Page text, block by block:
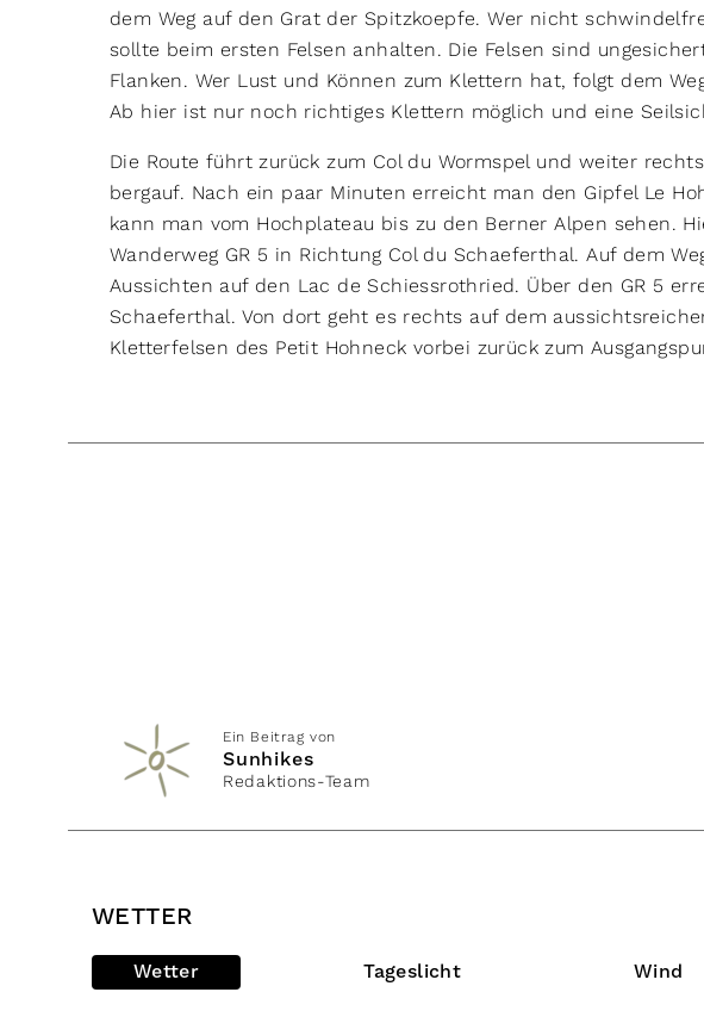
dem Weg auf den Grat der Spitzkoepfe. Wer nicht
sollte beim ersten Felsen anhalten. Die Felsen sind
Flanken. Wer Lust und Können zum Klettern hat, folgt dem
Ab hier ist nur noch richtiges Klettern möglich und eine
Die Route führt zurück zum Col du Wormspel und weiter
bergauf. Nach ein paar Minuten erreicht man den Gipfel Le
kann man vom Hochplateau bis zu den Berner Alpen sehen.
Wanderweg GR 5 in Richtung Col du Schaeferthal. Auf dem
Aussichten auf den Lac de Schiessrothried. Über den GR 5
Schaeferthal. Von dort geht es rechts auf dem
Kletterfelsen des Petit Hohneck vorbei zurück zum
Ein Beitrag von
Sunhikes
Redaktions-Team
WETTER
Wetter Tageslicht Wind